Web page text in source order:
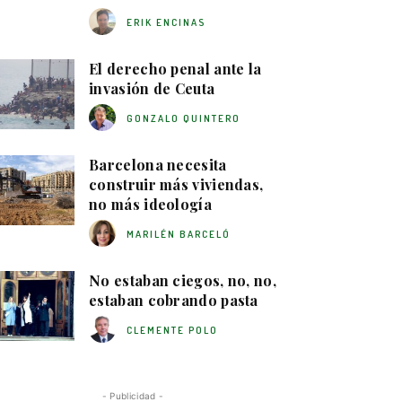
ERIK ENCINAS
El derecho penal ante la
invasión de Ceuta
GONZALO QUINTERO
Barcelona necesita
construir más viviendas,
no más ideología
MARILÉN BARCELÓ
No estaban ciegos, no, no,
estaban cobrando pasta
CLEMENTE POLO
- Publicidad -